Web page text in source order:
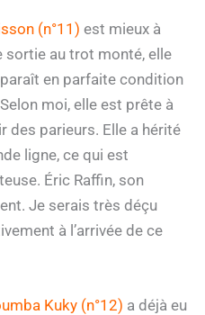
(n°11) est mieux à
sortie au trot monté, elle
paraît en parfaite condition
moi, elle est prête à
des parieurs. Elle a hérité
ligne, ce qui est
Éric Raffin, son
Je serais très déçu
à l’arrivée de ce
Kuky (n°12) a déjà eu